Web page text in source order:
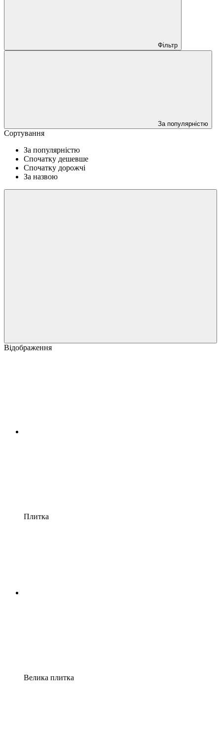
Фільтр
За популярністю
Сортування
За популярністю
Спочатку дешевше
Спочатку дорожчі
За назвою
Відображення
Плитка
Велика плитка